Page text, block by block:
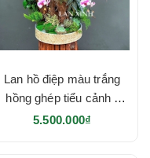
Lan hồ điệp màu trắng
hồng ghép tiểu cảnh -
HD620
5.500.000₫